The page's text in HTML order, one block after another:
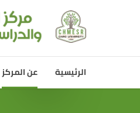
الرئيسية عن المركز